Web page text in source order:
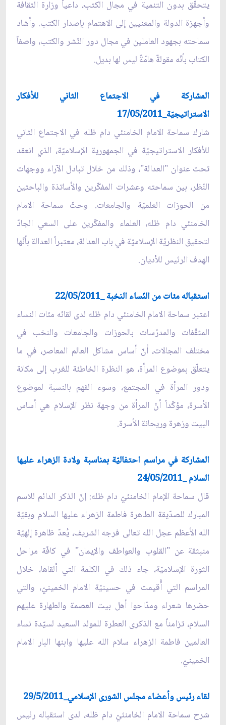
يتحقّق بدون التنمية في مجال الكتب، داعياً وزارة الثقافة
وأجهزة الدولة والمعنيين إلى الاهتمام بإصدار الكتب. وأشاد
سماحته بجهود العاملين في مجال دور النّشر والكتب، واصفاً
الكتاب بأنّه مقولةٌ هامّةٌ ليس لها بديل.
المشاركة في الاجتماع الثاني للأفكار
الاستراتيجيّة_17/05/2011
شارك سماحة الامام الخامنئي دام ظله في الاجتماع الثاني
للأفكار الاستراتيجيّة في الجمهورية الإسلاميّة، الذي انعقد
تحت عنوان "العدالة"، وذلك من خلال تبادل الآراء ووجهات
النّظر، بين سماحته وعشرات المفكّرين والأساتذة والباحثين
من الحوزات العلميّة والجامعات. وحثّ سماحة الامام
الخامنئي دام ظله، العلماء والمفكّرين على السعي الجادّ
لتحقيق النظريّة الإسلاميّة في باب العدالة، معتبراً العدالة بأنّها
الهدف الرئيس للأديان.
استقباله مئات من النّساء النخبة _22/05/2011
اعتبر سماحة الامام الخامنئي دام ظله لدى لقائه مئات النساء
المثقّفات والمدرّسات بالحوزات والجامعات والنخب في
مختلف المجالات، أنّ أساس مشاكل العالم المعاصر، في ما
يتعلّق بموضوع المرأة، هو النظرة الخاطئة للغرب إلى مكانة
ودور المرأة في المجتمع، وسوء الفهم بالنسبة لموضوع
الأسرة، مؤكّداً أنّ المرأة من وجهة نظر الإسلام هي أساس
البيت وزهرة وريحانة الأسرة.
المشاركة في مراسم احتفاليّة بمناسبة ولادة الزهراء عليها
السلام _24/05/2011
قال سماحة الإمام الخامنئيّ دام ظله: إنّ الذكر الدائم للاسم
المبارك للصدّيقة الطاهرة فاطمة الزهراء عليها السلام وبقيّة
الله الأعظم عجل الله تعالى فرجه الشريف، يُعدّ ظاهرة إلهيّة
منبثقة عن "القلوب والعواطف والإيمان" في كافّة مراحل
الثورة الإسلاميّة، جاء ذلك في الكلمة التي ألقاها، خلال
المراسم التي أُقيمت في حسينيّة الامام الخمينيّ، والتي
حضرها شعراء ومدّاحوا أهل بيت العصمة والطهارة عليهم
السلام، تزامناً مع الذكرى العطرة للمولد السعيد لسيّدة نساء
العالمين فاطمة الزهراء سلام الله عليها وابنها البار الامام
الخمينيّ.
لقاء رئيس وأعضاء مجلس الشورى الإسلامي_29/5/2011
شرح سماحة الامام الخامنئيّ دام ظله، لدى استقباله رئيس